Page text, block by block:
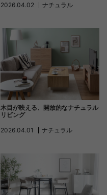
2026.04.02
ナチュラル
木目が映える、開放的なナチュラル
リビング
2026.04.01
ナチュラル